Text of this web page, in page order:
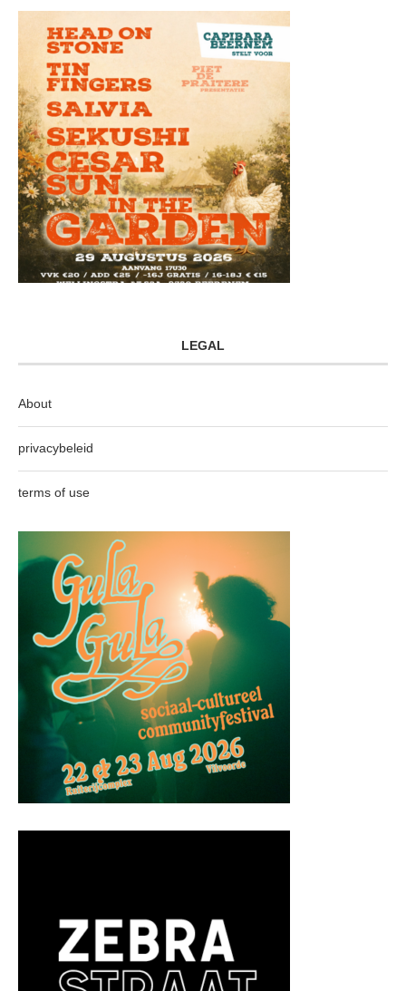
LEGAL
About
privacybeleid
terms of use